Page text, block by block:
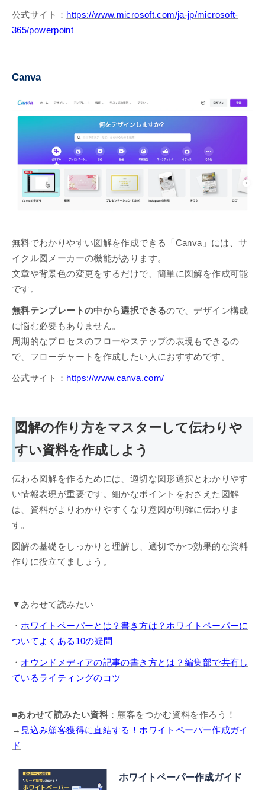
公式サイト： https://www.microsoft.com/ja-jp/microsoft-
365/powerpoint
Canva
無料でわかりやすい図解を作成できる「Canva」には、サ
イクル図メーカーの機能があります。
文章や背景色の変更をするだけで、簡単に図解を作成可能
です。
無料テンプレートの中から選択できるので、デザイン構成
に悩む必要もありません。
周期的なプロセスのフローやステップの表現もできるの
で、フローチャートを作成したい人におすすめです。
公式サイト： https://www.canva.com/
図解の作り方をマスターして伝わりや
すい資料を作成しよう
伝わる図解を作るためには、適切な図形選択とわかりやす
い情報表現が重要です。細かなポイントをおさえた図解
は、資料がよりわかりやすくなり意図が明確に伝わりま
す。
図解の基礎をしっかりと理解し、適切でかつ効果的な資料
作りに役立てましょう。
▼あわせて読みたい
・ ホワイトペーパーとは？書き方は？ホワイトペーパーに
ついてよくある10の疑問
・ オウンドメディアの記事の書き方とは？編集部で共有し
ているライティングのコツ
■あわせて読みたい資料 ：顧客をつかむ資料を作ろう！
→ 見込み顧客獲得に直結する！ホワイトペーパー作成ガイ
ド
ホワイトペーパー作成ガイド